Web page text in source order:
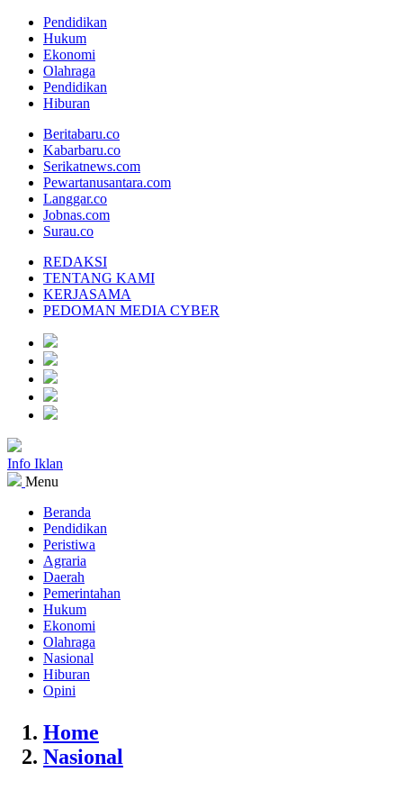
Pendidikan
Hukum
Ekonomi
Olahraga
Pendidikan
Hiburan
Beritabaru.co
Kabarbaru.co
Serikatnews.com
Pewartanusantara.com
Langgar.co
Jobnas.com
Surau.co
REDAKSI
TENTANG KAMI
KERJASAMA
PEDOMAN MEDIA CYBER
Info Iklan
Menu
Beranda
Pendidikan
Peristiwa
Agraria
Daerah
Pemerintahan
Hukum
Ekonomi
Olahraga
Nasional
Hiburan
Opini
Home
Nasional